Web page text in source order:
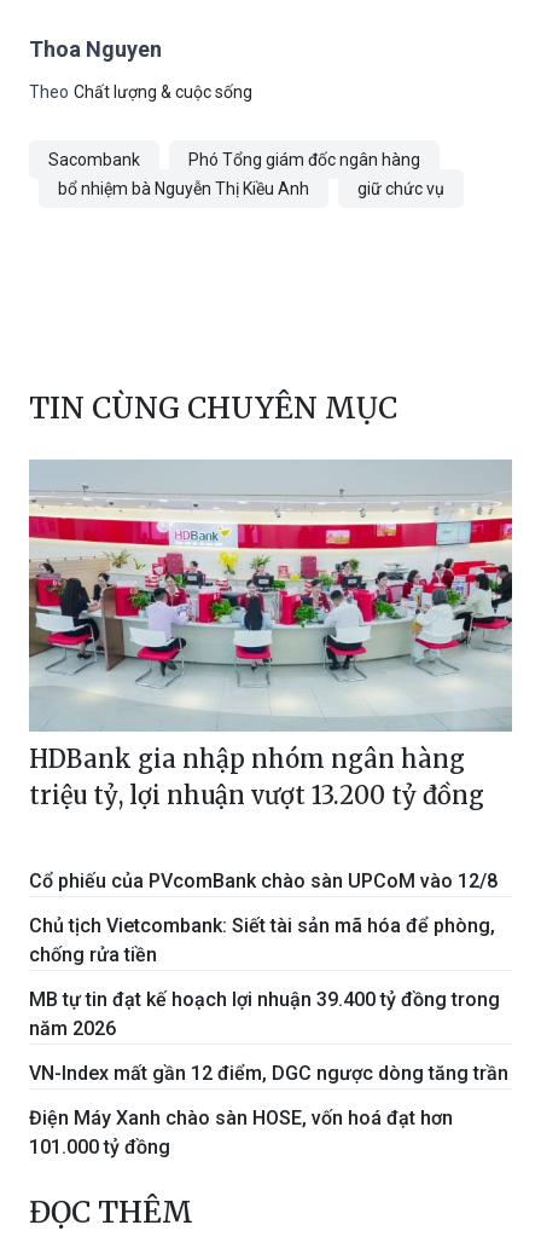
Thoa Nguyen
Theo Chất lượng & cuộc sống
Sacombank
Phó Tổng giám đốc ngân hàng
bổ nhiệm bà Nguyễn Thị Kiều Anh
giữ chức vụ
TIN CÙNG CHUYÊN MỤC
HDBank gia nhập nhóm ngân hàng
triệu tỷ, lợi nhuận vượt 13.200 tỷ đồng
Cổ phiếu của PVcomBank chào sàn UPCoM vào 12/8
Chủ tịch Vietcombank: Siết tài sản mã hóa để phòng,
chống rửa tiền
MB tự tin đạt kế hoạch lợi nhuận 39.400 tỷ đồng trong
năm 2026
VN-Index mất gần 12 điểm, DGC ngược dòng tăng trần
Điện Máy Xanh chào sàn HOSE, vốn hoá đạt hơn
101.000 tỷ đồng
ĐỌC THÊM